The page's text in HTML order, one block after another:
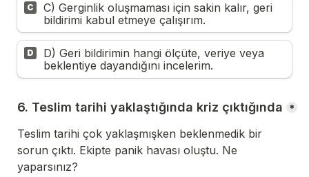
C
C) Gerginlik oluşmaması için sakin kalır, geri
bildirimi kabul etmeye çalışırım.
D
D) Geri bildirimin hangi ölçüte, veriye veya
beklentiye dayandığını incelerim.
6. Teslim tarihi yaklaştığında kriz çıktığında *
Teslim tarihi çok yaklaşmışken beklenmedik bir
sorun çıktı. Ekipte panik havası oluştu. Ne
yaparsınız?